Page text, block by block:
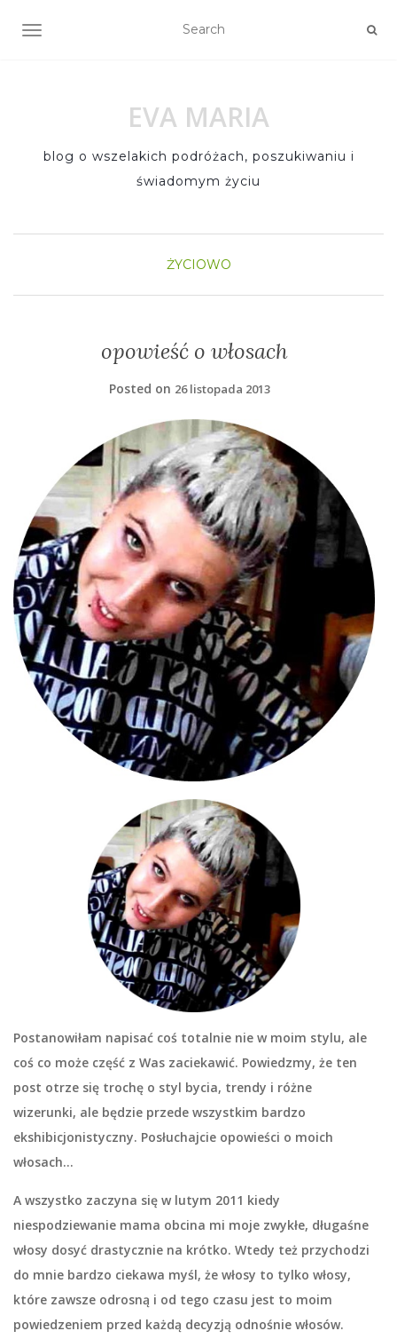
TOGGLE NAVIGATION
EVA MARIA
blog o wszelakich podróżach, poszukiwaniu i
świadomym życiu
ŻYCIOWO
opowieść o włosach
Posted on 26 listopada 2013
Postanowiłam napisać coś totalnie nie w moim stylu, ale
coś co może część z Was zaciekawić. Powiedzmy, że ten
post otrze się trochę o styl bycia, trendy i różne
wizerunki, ale będzie przede wszystkim bardzo
ekshibicjonistyczny. Posłuchajcie opowieści o moich
włosach…
A wszystko zaczyna się w lutym 2011 kiedy
niespodziewanie mama obcina mi moje zwykłe, długaśne
włosy dosyć drastycznie na krótko. Wtedy też przychodzi
do mnie bardzo ciekawa myśl, że włosy to tylko włosy,
które zawsze odrosną i od tego czasu jest to moim
powiedzeniem przed każdą decyzją odnośnie włosów.